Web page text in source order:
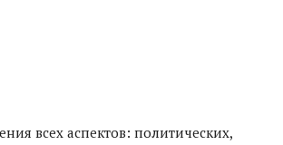
всех аспектов: политических,